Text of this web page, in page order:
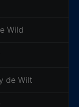
Wild
de Wilt